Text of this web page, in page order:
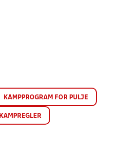
KAMPPROGRAM FOR PULJE
KAMPREGLER